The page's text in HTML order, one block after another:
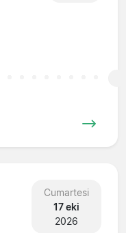
Cumartesi
17 eki
2026